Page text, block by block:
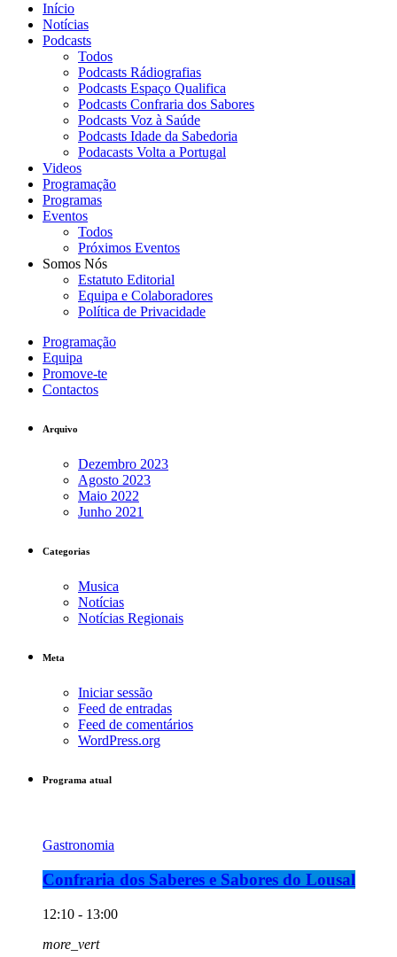
Início
Notícias
Podcasts
Todos
Podcasts Rádiografias
Podcasts Espaço Qualifica
Podcasts Confraria dos Sabores
Podcasts Voz à Saúde
Podcasts Idade da Sabedoria
Podacasts Volta a Portugal
Videos
Programação
Programas
Eventos
Todos
Próximos Eventos
Somos Nós
Estatuto Editorial
Equipa e Colaboradores
Política de Privacidade
Programação
Equipa
Promove-te
Contactos
Arquivo
Dezembro 2023
Agosto 2023
Maio 2022
Junho 2021
Categorias
Musica
Notícias
Notícias Regionais
Meta
Iniciar sessão
Feed de entradas
Feed de comentários
WordPress.org
Programa atual
Gastronomia
Confraria dos Saberes e Sabores do Lousal
12:10 - 13:00
more_vert